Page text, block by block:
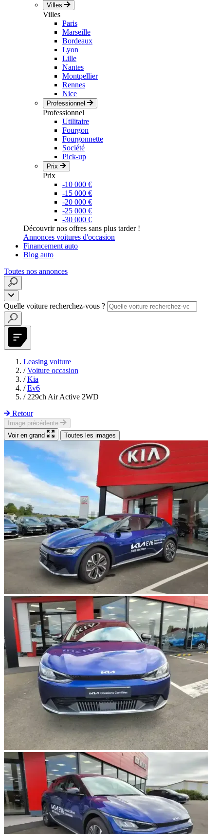
Villes
Villes
Paris
Marseille
Bordeaux
Lyon
Lille
Nantes
Montpellier
Rennes
Nice
Professionnel
Professionnel
Utilitaire
Fourgon
Fourgonnette
Société
Pick-up
Prix
Prix
-10 000 €
-15 000 €
-20 000 €
-25 000 €
-30 000 €
Découvrir nos offres sans plus tarder !
Annonces voitures d'occasion
Financement auto
Blog auto
Toutes nos annonces
Quelle voiture recherchez-vous ?
Leasing voiture
/ Voiture occasion
/ Kia
/ Ev6
/ 229ch Air Active 2WD
Retour
Image précédente
Voir en grand
Toutes les images